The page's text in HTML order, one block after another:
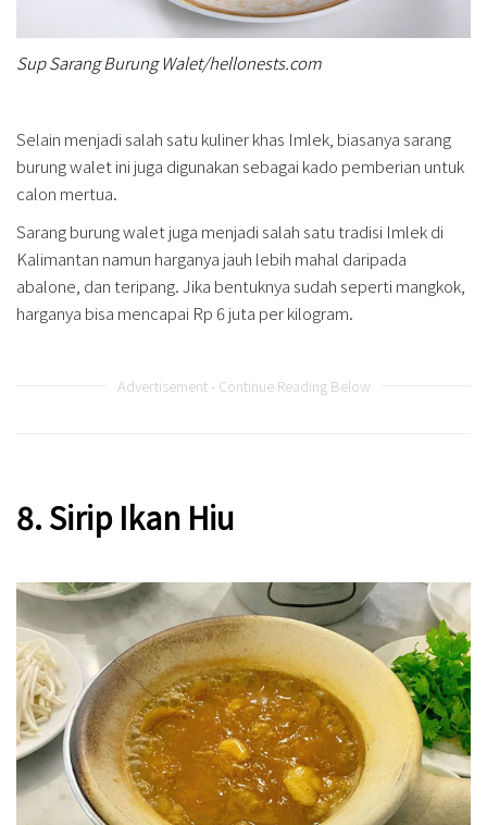
Sup Sarang Burung Walet/hellonests.com
Selain menjadi salah satu kuliner khas Imlek, biasanya sarang
burung walet ini juga digunakan sebagai kado pemberian untuk
calon mertua.
Sarang burung walet juga menjadi salah satu tradisi Imlek di
Kalimantan namun harganya jauh lebih mahal daripada
abalone, dan teripang. Jika bentuknya sudah seperti mangkok,
harganya bisa mencapai Rp 6 juta per kilogram.
Advertisement - Continue Reading Below
8. Sirip Ikan Hiu